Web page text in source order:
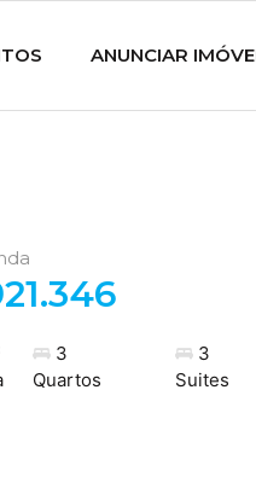
ANUNCIAR
3
Quartos
3
Suites